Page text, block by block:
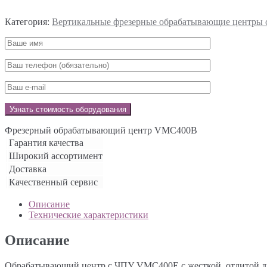
Категория: Вертикальные фрезерные обрабатывающие центры
Фрезерный обрабатывающий центр VMC400B
Гарантия качества
Широкий ассортимент
Доставка
Качественный сервис
Описание
Технические характеристики
Описание